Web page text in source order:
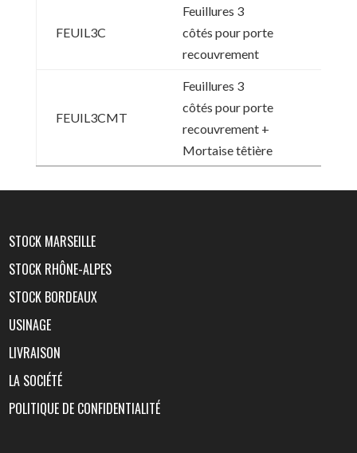
FEUIL3C
Feuillures 3
côtés pour porte
recouvrement
FEUIL3CMT
Feuillures 3
côtés pour porte
recouvrement +
Mortaise têtière
STOCK MARSEILLE
STOCK RHÔNE-ALPES
STOCK BORDEAUX
USINAGE
LIVRAISON
LA SOCIÉTÉ
POLITIQUE DE CONFIDENTIALITÉ